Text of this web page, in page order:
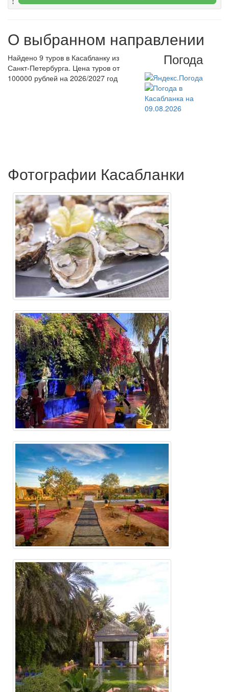
О выбранном направлении
Погода
Найдено 9 туров в Касабланку из
Санкт-Петербурга. Цена туров от
100000 рублей на 2026/2027 год
Фотографии Касабланки